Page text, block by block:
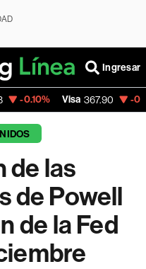
Ingresar
Visa 367.90 -0.17%
de las
de Powell
de la Fed